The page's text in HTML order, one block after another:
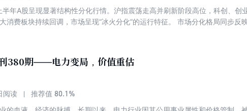
年A股呈现显著结构性分化行情。沪指震荡走高并刷新阶段高位，科创、创
消费板块持续回调，市场呈现“冰火分化”的运行特征。 市场分化格局同步反
380期——电力变局，价值重估
阅读 推荐值 80.1%